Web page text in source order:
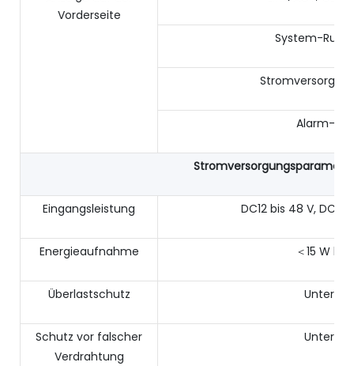
Vorderseite
System-Run-
Alarm-
Eingangsleistung DC12 bis 48 V,
Energieaufnahme ＜15 W
Überlastschutz
Schutz vor falscher
Verdrahtung